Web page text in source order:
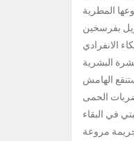
المطرية
بفرسخين
البشرية
الهامش
في البقاء
مروعة